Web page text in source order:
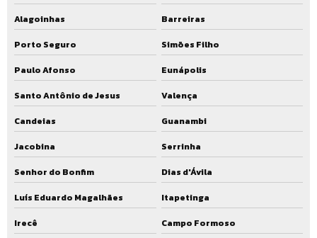
Alagoinhas
Barreiras
Porto Seguro
Simões Filho
Paulo Afonso
Eunápolis
Santo Antônio de Jesus
Valença
Candeias
Guanambi
Jacobina
Serrinha
Senhor do Bonfim
Dias d'Ávila
Luís Eduardo Magalhães
Itapetinga
Irecê
Campo Formoso